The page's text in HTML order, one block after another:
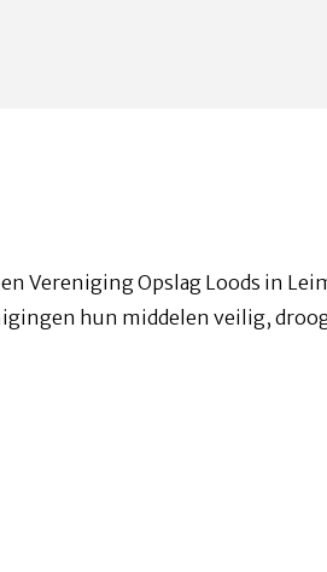
Vereniging Opslag Loods in
hun middelen veilig,